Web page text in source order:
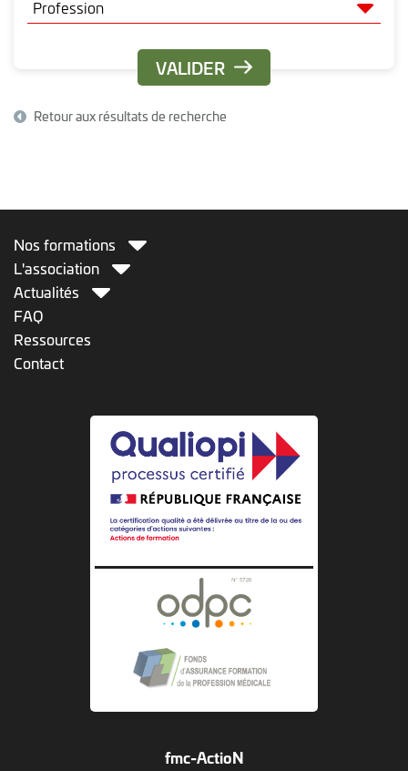
Retour aux résultats de recherche
Nos formations
L'association
Actualités
FAQ
Ressources
Contact
fmc-ActioN